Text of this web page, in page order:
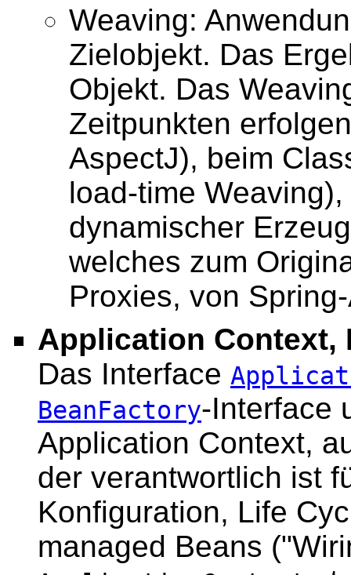
Weaving:
Zielobjekt. Das
Objekt. Das
Zeitpunkten
AspectJ), beim
load-time
dynamischer
welches zum
Proxies, von
Application Context,
Das Interface
BeanFactory-Interface
Application Context,
der verantwortlich ist
Konfiguration, Life
managed Beans